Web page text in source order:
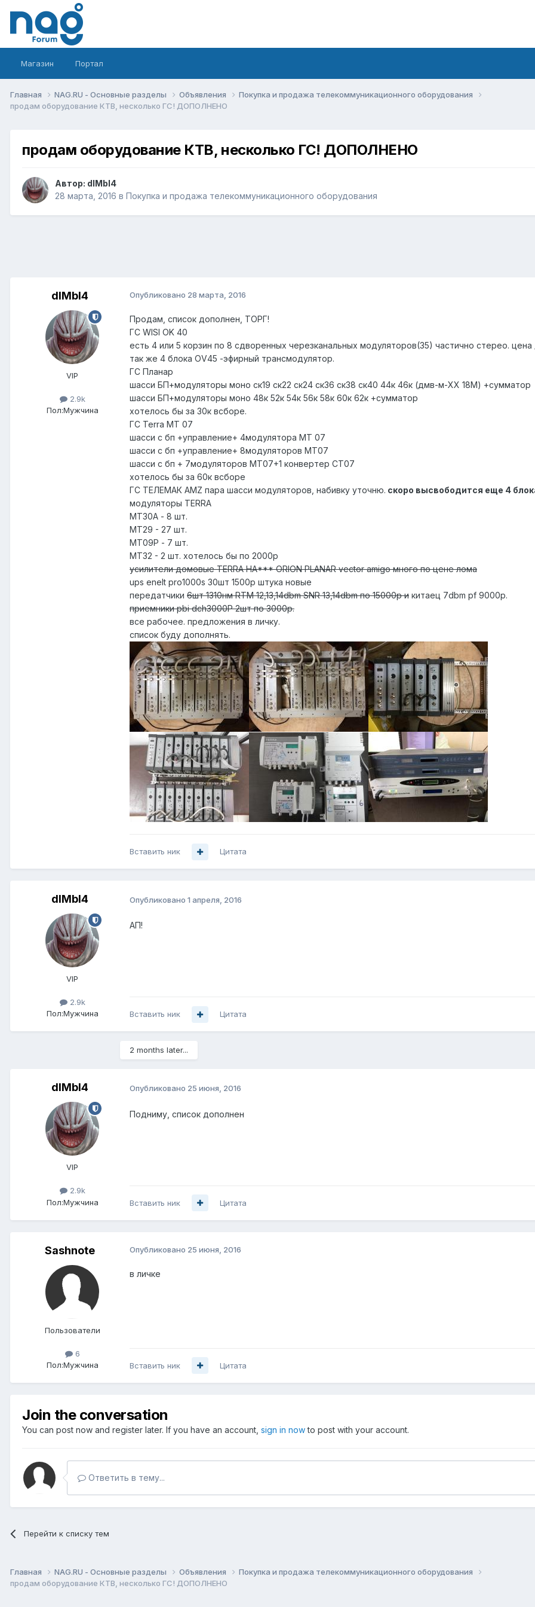
Магазин Портал
Главная NAG.RU - Основные разделы Объявления
Покупка и продажа телекоммуникационного оборудования
продам оборудование КТВ, несколько ГС! ДОПОЛНЕНО
продам оборудование КТВ, несколько ГС! ДОПОЛНЕНО
Автор: dIMbI4
28 марта, 2016 в Покупка и продажа телекоммуникационного оборудования
dIMbI4
VIP
2.9k
Пол:Мужчина
Опубликовано 28 марта, 2016
Продам, список дополнен, ТОРГ!
ГС WISI OK 40
есть 4 или 5 корзин по 8 сдворенных черезканальных модуляторов(35) частично стерео. цена
так же 4 блока OV45 -эфирный трансмодулятор.
ГС Планар
шасси БП+модуляторы моно ск19 ск22 ск24 ск36 ск38 ск40 44к 46к (дмв-м-ХХ 18М) +сумматор
шасси БП+модуляторы моно 48к 52к 54к 56к 58к 60к 62к +сумматор
хотелось бы за 30к всборе.
ГС Terra MT 07
шасси с бп +управление+ 4модулятора MT 07
шасси с бп +управление+ 8модуляторов MT07
шасси с бп + 7модуляторов MT07+1 конвертер CT07
хотелось бы за 60к всборе
ГС ТЕЛЕМАК AMZ пара шасси модуляторов, набивку уточню. скоро высвободится еще 4
модуляторы TERRA
МТ30А - 8 шт.
МТ29 - 27 шт.
МТ09Р - 7 шт.
МТ32 - 2 шт. хотелось бы по 2000р
усилители домовые TERRA HA*** ORION PLANAR vector amigo много по цене лома
ups enelt pro1000s 30шт 1500р штука новые
передатчики 6шт 1310нм RTM 12,13,14dbm SNR 13,14dbm по 15000р и китаец 7dbm pf 9000р.
приемники pbi dch3000P 2шт по 3000р.
все рабочее. предложения в личку.
список буду дополнять.
Вставить ник Цитата
dIMbI4
VIP
2.9k
Пол:Мужчина
Опубликовано 1 апреля, 2016
АП!
Вставить ник Цитата
2 months later...
dIMbI4
VIP
2.9k
Пол:Мужчина
Опубликовано 25 июня, 2016
Подниму, список дополнен
Вставить ник Цитата
Sashnote
Пользователи
6
Пол:Мужчина
Опубликовано 25 июня, 2016
в личке
Вставить ник Цитата
Join the conversation
You can post now and register later. If you have an account, sign in nowto post with your account.
Ответить в тему...
Перейти к списку тем
Главная NAG.RU - Основные разделы Объявления
Покупка и продажа телекоммуникационного оборудования
продам оборудование КТВ, несколько ГС! ДОПОЛНЕНО